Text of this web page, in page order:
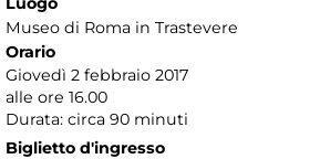
Museo di Roma in Trastevere
Orario
Giovedì 2 febbraio 2017
alle ore 16.00
Durata: circa 90 minuti
Biglietto d'ingresso